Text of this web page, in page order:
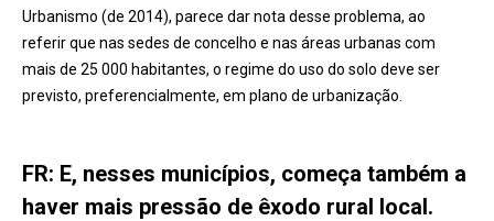
Urbanismo (de 2014), parece dar nota desse problema, ao
referir que nas sedes de concelho e nas áreas urbanas com
mais de 25 000 habitantes, o regime do uso do solo deve ser
previsto, preferencialmente, em plano de urbanização.
FR: E, nesses municípios, começa também a
haver mais pressão de êxodo rural local.